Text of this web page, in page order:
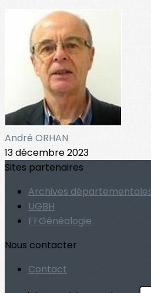
André ORHAN
13 décembre 2023
Sites partenaires
Archives
UGBH
FFGénéalogie
Nous contacter
Contact